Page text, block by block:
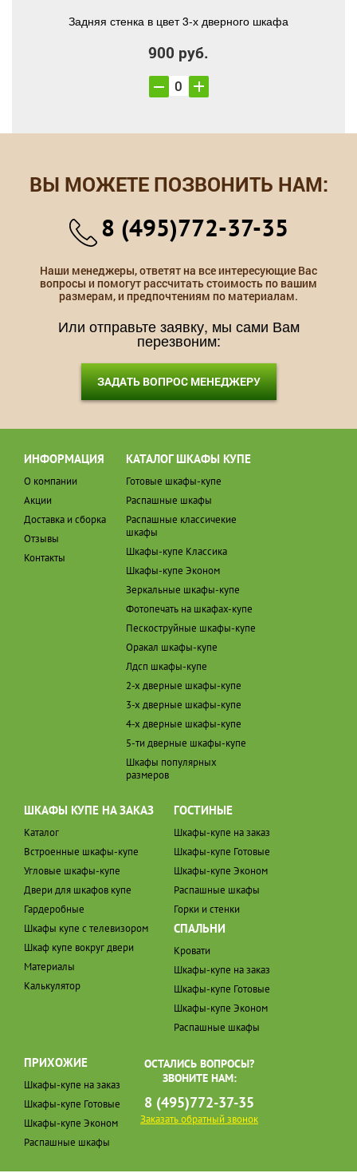
Задняя стенка в цвет 3-х дверного шкафа
900 руб.
ВЫ МОЖЕТЕ ПОЗВОНИТЬ НАМ:
8 (495)772-37-35
Наши менеджеры, ответят на все интересующие Вас
вопросы и помогут рассчитать стоимость по вашим
размерам, и предпочтениям по материалам.
Или отправьте заявку, мы сами Вам
перезвоним:
ЗАДАТЬ ВОПРОС МЕНЕДЖЕРУ
ИНФОРМАЦИЯ
О компании
Акции
Доставка и сборка
Отзывы
Контакты
КАТАЛОГ ШКАФЫ КУПЕ
Готовые шкафы-купе
Распашные шкафы
Распашные классичекие
шкафы
Шкафы-купе Классика
Шкафы-купе Эконом
Зеркальные шкафы-купе
Фотопечать на шкафах-купе
Пескоструйные шкафы-купе
Оракал шкафы-купе
Лдсп шкафы-купе
2-х дверные шкафы-купе
3-х дверные шкафы-купе
4-х дверные шкафы-купе
5-ти дверные шкафы-купе
Шкафы популярных
размеров
ШКАФЫ КУПЕ НА ЗАКАЗ
Каталог
Встроенные шкафы-купе
Угловые шкафы-купе
Двери для шкафов купе
Гардеробные
Шкафы купе с телевизором
Шкаф купе вокруг двери
Материалы
Калькулятор
ГОСТИНЫЕ
Шкафы-купе на заказ
Шкафы-купе Готовые
Шкафы-купе Эконом
Распашные шкафы
Горки и стенки
СПАЛЬНИ
Кровати
Шкафы-купе на заказ
Шкафы-купе Готовые
Шкафы-купе Эконом
Распашные шкафы
ПРИХОЖИЕ
Шкафы-купе на заказ
Шкафы-купе Готовые
Шкафы-купе Эконом
Распашные шкафы
ОСТАЛИСЬ ВОПРОСЫ?
ЗВОНИТЕ НАМ:
8 (495)772-37-35
Заказать обратный звонок